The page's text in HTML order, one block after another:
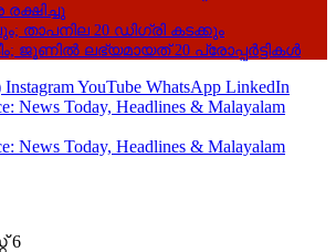
താപനില 20 ഡിഗ്രി കടക്കും
ജൂണിൽ ലഭ്യമായത് 20 പ്രോപ്പർട്ടികൾ
InstagramYouTube WhatsApp LinkedIn
6